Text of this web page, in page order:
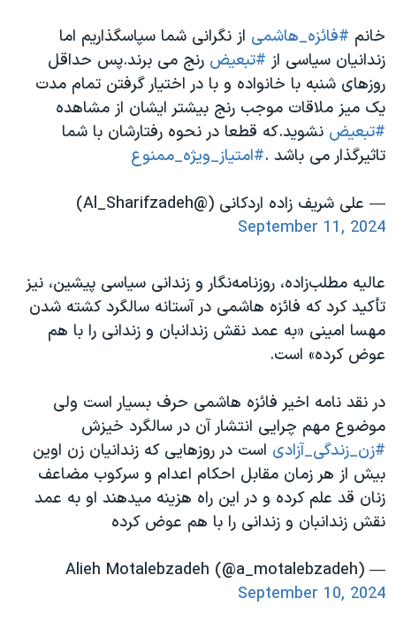
خانم #فائزه_هاشمی از نگرانی شما سپاسگذاریم اما
زندانیان سیاسی از #تبعیض رنج می برند.پس حداقل
روزهای شنبه با خانواده و با در اختیار گرفتن تمام مدت
یک میز ملاقات موجب رنج بیشتر ایشان از مشاهده
#تبعیض نشوید.که قطعا در نحوه رفتارشان با شما
تاثیرگذار می باشد .#امتیاز_ویژه_ممنوع
— علی شریف زاده اردکانی (@Al_Sharifzadeh)
September 11, 2024
عالیه مطلب‌زاده، روزنامه‌نگار و زندانی سیاسی پیشین، نیز
تأکید کرد که فائزه هاشمی در آستانه سالگرد کشته شدن
مهسا امینی «به عمد نقش زندانبان و زندانی را با هم
عوض کرده» است.
در نقد نامه اخیر فائزه هاشمی حرف بسیار است ولی
موضوع مهم چرایی انتشار آن در سالگرد خیزش
#زن_زندگی_آزادی است در روزهایی که زندانیان زن اوین
بیش از هر زمان مقابل احکام اعدام و سرکوب مضاعف
زنان قد علم کرده و در این راه هزینه میدهند او به عمد
نقش زندانبان و زندانی را با هم عوض کرده
— Alieh Motalebzadeh (@a_motalebzadeh)
September 10, 2024